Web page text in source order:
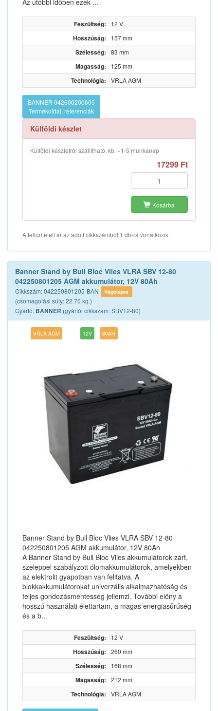
Az utóbbi időben ezek ...
Feszültség: 12 V
Hosszúság: 157 mm
Szélesség: 83 mm
Magasság: 125 mm
Technológia: VRLA AGM
BANNER 042600200605
Termékoldal, referenciák
Külföldi készlet
Külföldi készletről szállítható, kb. +1-5 munkanap
17299 Ft
Kosárba
A feltüntetett ár az adott cikkszámból 1 db-ra vonatkozik.
Banner Stand by Bull Bloc Vlies VLRA SBV 12-80
042250801205 AGM akkumulátor, 12V 80Ah
Cikkszám: 042250801205-BAN Vágólapra
(csomagolási súly: 22.70 kg.)
Gyártó: BANNER (gyártói cikkszám: SBV12-80)
VRLA AGM 12V 80AH
Banner Stand by Bull Bloc Vlies VLRA SBV 12-80
042250801205 AGM akkumulátor, 12V 80Ah
A Banner Stand by Bull Bloc Vlies akkumulátorok zárt,
szeleppel szabályzott ólomakkumulátorok, amelyekben
az elektrolit gyapotban van felitatva. A
blokkakkumulátorokat univerzális alkalmazhatóság és
teljes gondozásmentesség jellemzi. További előny a
hosszú használati élettartam, a magas energiasűrűség
és a b...
Feszültség: 12 V
Hosszúság: 260 mm
Szélesség: 168 mm
Magasság: 212 mm
Technológia: VRLA AGM